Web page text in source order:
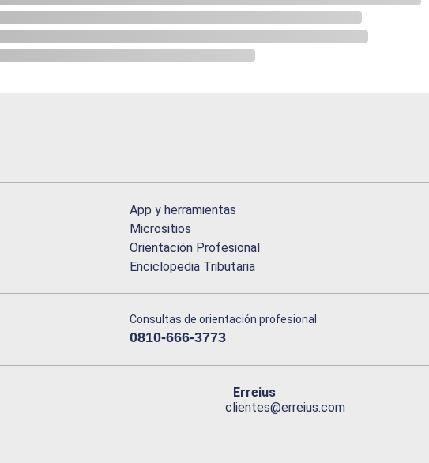
App y herramientas
Micrositios
Orientación Profesional
Enciclopedia Tributaria
Consultas de orientación profesional
0810-666-3773
Erreius
clientes@erreius.com